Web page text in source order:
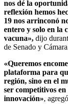
nos dé la
reflexión hemos
19 nos arrinconó
entero y solo en la
vacuna», dijo
de Senado y
«Queremos
plataforma para
región, sino en el
ser competitivos en
innovación»,